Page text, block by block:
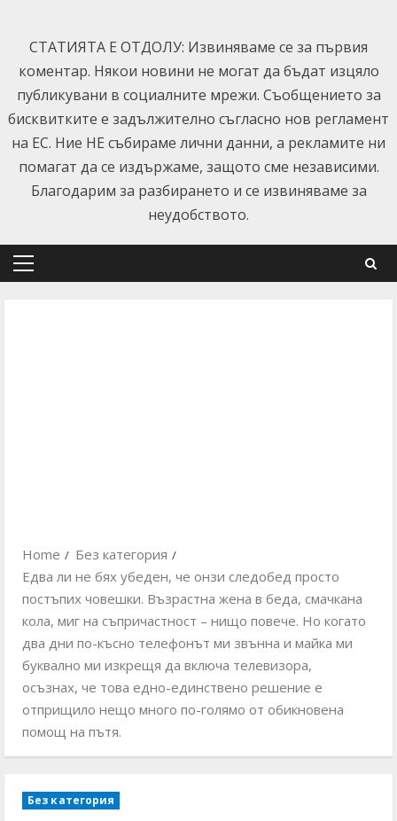
content
СТАТИЯТА Е ОТДОЛУ: Извиняваме се за първия
коментар. Някои новини не могат да бъдат изцяло
публикувани в социалните мрежи. Съобщението за
бисквитките е задължително съгласно нов регламент
на ЕС. Ние НЕ събираме лични данни, а рекламите ни
помагат да се издържаме, защото сме независими.
Благодарим за разбирането и се извиняваме за
неудобството.
Primary
Home
Без категория
Едва ли не бях убеден, че онзи следобед просто
постъпих човешки. Възрастна жена в беда, смачкана
кола, миг на съпричастност – нищо повече. Но когато
два дни по-късно телефонът ми звънна и майка ми
буквално ми изкрещя да включа телевизора,
осъзнах, че това едно-единствено решение е
отприщило нещо много по-голямо от обикновена
помощ на пътя.
Без категория